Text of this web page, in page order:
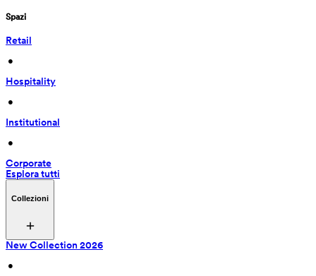
Spazi
Retail
•
Hospitality
•
Institutional
•
Corporate
Esplora tutti
Collezioni
New Collection 2026
•